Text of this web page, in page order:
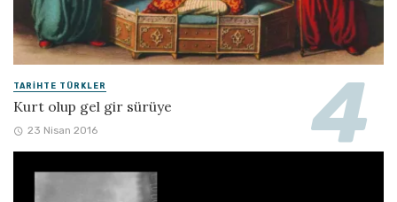
TARIHTE TÜRKLER
Kurt olup gel gir sürüye
23 Nisan 2016